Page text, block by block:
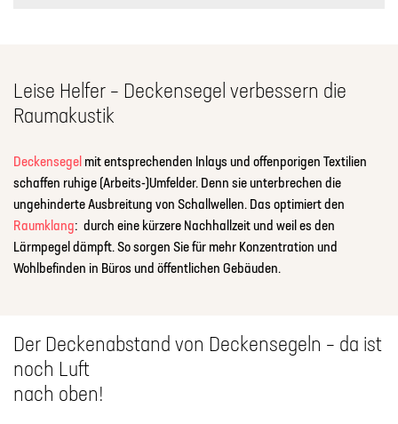
Leise Helfer – Deckensegel verbessern die
Raumakustik
Deckensegel mit entsprechenden Inlays und offenporigen Textilien
schaffen ruhige (Arbeits-)Umfelder. Denn sie unterbrechen die
ungehinderte Ausbreitung von Schallwellen. Das optimiert den
Raumklang: durch eine kürzere Nachhallzeit und weil es den
Lärmpegel dämpft. So sorgen Sie für mehr Konzentration und
Wohlbefinden in Büros und öffentlichen Gebäuden.
Der Deckenabstand von Deckensegeln – da ist
noch Luft
nach oben!